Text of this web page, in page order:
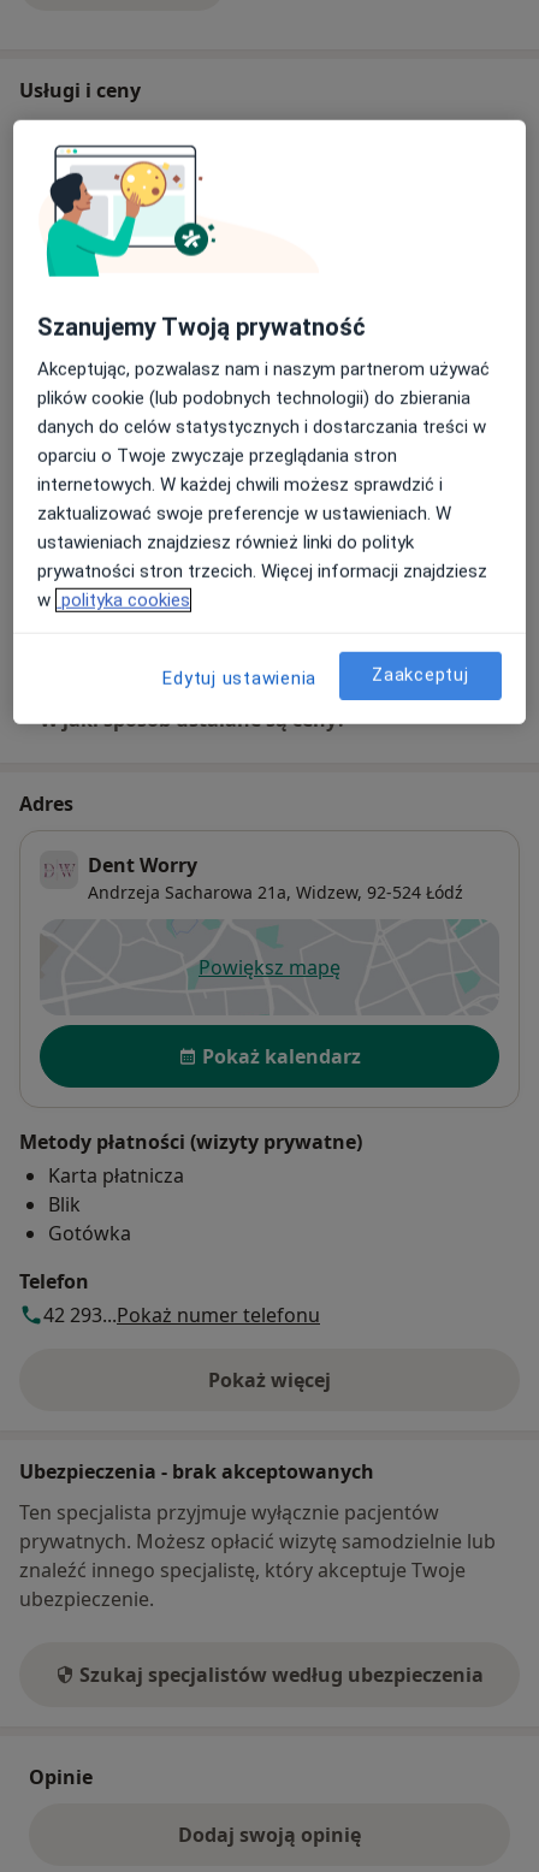
Usługi i ceny
Konsultacja stomatologiczna
100 zł Szczegóły
Leczenie kanałowe
350 zł Szczegóły
Leczenie próchnicy
Od 300 zł Szczegóły Umów wizytę
Odbudowa zębów
Od 300 zł Szczegóły Umów wizytę
Stomatologia estetyczna
Od 300 zł Szczegóły Umów wizytę
W jaki sposób ustalane są ceny?
Adres
Dent Worry
Andrzeja Sacharowa 21a, Widzew, 92-524 Łódź
Powiększ mapęotwiera się w nowej karcie
Dostępność
Pokaż kalendarz
Metody płatności (wizyty prywatne)
Karta płatnicza
Blik
Gotówka
Telefon
42 293...Pokaż numer telefonu
Pokaż więcej
o adresie
Ubezpieczenia - brak akceptowanych
Ten specjalista przyjmuje wyłącznie pacjentów
prywatnych. Możesz opłacić wizytę samodzielnie lub
znaleźć innego specjalistę, który akceptuje Twoje
ubezpieczenie.
Szukaj specjalistów według ubezpieczenia
Opinie
Dodaj swoją opinię
Szanujemy Twoją prywatność
Akceptując, pozwalasz nam i naszym partnerom używać
plików cookie (lub podobnych technologii) do zbierania
danych do celów statystycznych i dostarczania treści w
oparciu o Twoje zwyczaje przeglądania stron
internetowych. W każdej chwili możesz sprawdzić i
zaktualizować swoje preferencje w ustawieniach. W
ustawieniach znajdziesz również linki do polityk
prywatności stron trzecich. Więcej informacji znajdziesz
w polityka cookies
Edytuj ustawienia Zaakceptuj